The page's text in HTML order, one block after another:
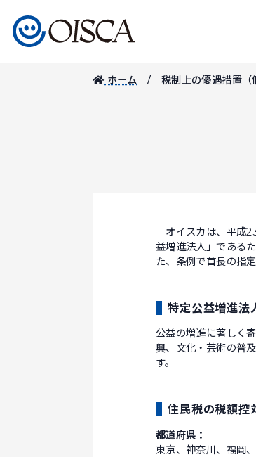
ホーム 税制上の優遇措置（
オイスカは、平成
益増進法人」である
た、条例で首長の指
特定公益増進法
公益の増進に著しく
興、文化・芸術の普
す。
住民税の税額控
都道府県：
東京、神奈川、福岡